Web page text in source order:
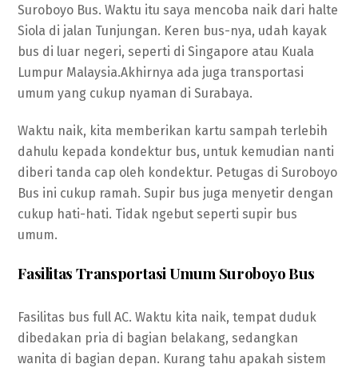
Suroboyo Bus. Waktu itu saya mencoba naik dari halte
Siola di jalan Tunjungan. Keren bus-nya, udah kayak
bus di luar negeri, seperti di Singapore atau Kuala
Lumpur Malaysia.Akhirnya ada juga transportasi
umum yang cukup nyaman di Surabaya.
Waktu naik, kita memberikan kartu sampah terlebih
dahulu kepada kondektur bus, untuk kemudian nanti
diberi tanda cap oleh kondektur. Petugas di Suroboyo
Bus ini cukup ramah. Supir bus juga menyetir dengan
cukup hati-hati. Tidak ngebut seperti supir bus
umum.
Fasilitas Transportasi Umum Suroboyo Bus
Fasilitas bus full AC. Waktu kita naik, tempat duduk
dibedakan pria di bagian belakang, sedangkan
wanita di bagian depan. Kurang tahu apakah sistem